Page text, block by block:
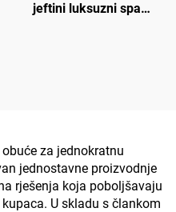
jeftini luksuzni spa
za jednokratnu
jednostavne proizvodnje
rješenja koja poboljšavaju
U skladu s člankom